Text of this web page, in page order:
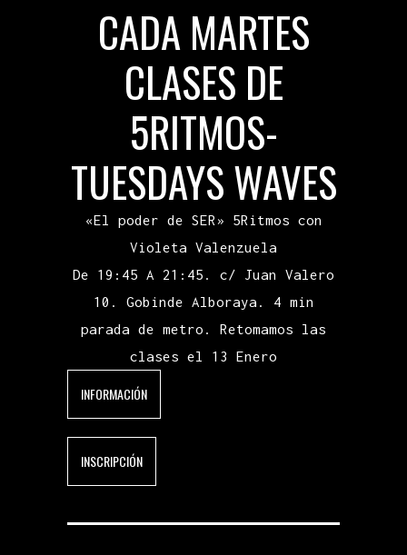
CADA MARTES
CLASES DE
5RITMOS-
TUESDAYS WAVES
«El poder de SER» 5Ritmos con
Violeta Valenzuela
De 19:45 A 21:45. c/ Juan Valero
10. Gobinde Alboraya. 4 min
parada de metro. Retomamos las
clases el 13 Enero
INFORMACIÓN
INSCRIPCIÓN